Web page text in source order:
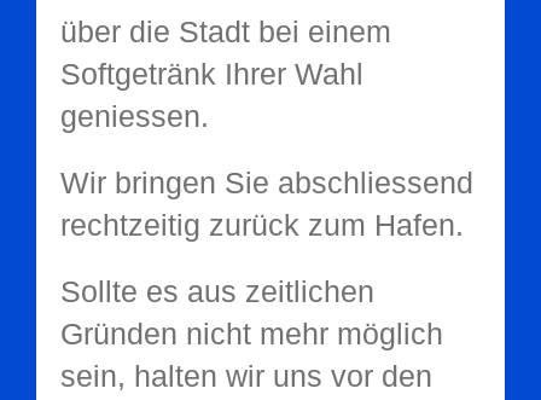
über die Stadt bei einem
Softgetränk Ihrer Wahl
geniessen.
Wir bringen Sie abschliessend
rechtzeitig zurück zum Hafen.
Sollte es aus zeitlichen
Gründen nicht mehr möglich
sein, halten wir uns vor den